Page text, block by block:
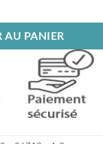
AU PANIER